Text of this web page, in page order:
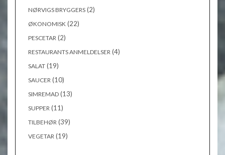
NØRVIGS BRYGGERS (2)
ØKONOMISK (22)
PESCETAR (2)
RESTAURANTS ANMELDELSER (4)
SALAT (19)
SAUCER (10)
SIMREMAD (13)
SUPPER (11)
TILBEHØR (39)
VEGETAR (19)